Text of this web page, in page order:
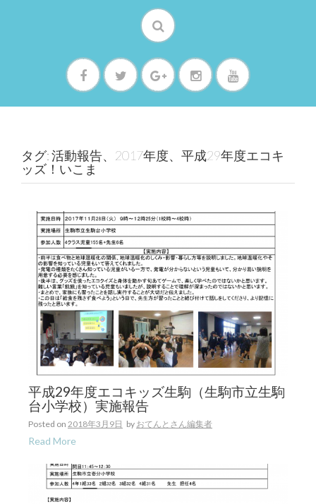
タグ: 活動報告、2017年度、平成29年度エコキ
ッズ！いこま
平成29年度エコキッズ生駒（生駒市立生駒
台小学校）実施報告
Posted on 2018年3月9日 by おてんとさん編集者
Read More